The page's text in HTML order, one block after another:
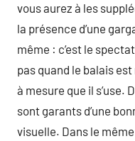
vous aurez à les
la présence d’une
même : c’est le
pas quand le balais
à mesure que il s’use.
sont garants d’une
visuelle. Dans le